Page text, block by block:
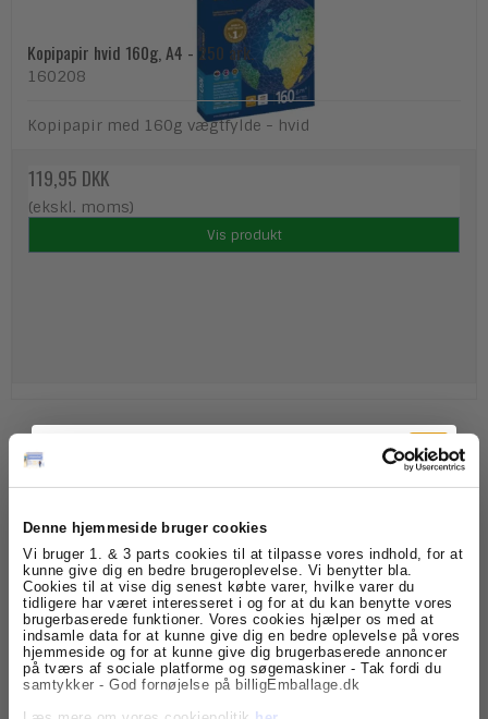
Denne hjemmeside bruger cookies
Vi bruger 1. & 3 parts cookies til at tilpasse vores indhold, for at
kunne give dig en bedre brugeroplevelse. Vi benytter bla.
Cookies til at vise dig senest købte varer, hvilke varer du
tidligere har været interesseret i og for at du kan benytte vores
brugerbaserede funktioner. Vores cookies hjælper os med at
indsamle data for at kunne give dig en bedre oplevelse på vores
hjemmeside og for at kunne give dig brugerbaserede annoncer
på tværs af sociale platforme og søgemaskiner - Tak fordi du
samtykker - God fornøjelse på billigEmballage.dk
Kopipapir hvid 160g, A4 - 250 ark.
160208
Kopipapir med 160g vægtfylde - hvid
119,95 DKK
(ekskl. moms)
Vis produkt
Clairfontaine DCP kopipapir A4 160g 250 ark kopipapir
160133
149,00 DKK
(ekskl. moms)
Tilmeld dig
nyhedsbrevet
Få skarpe tilbud, nyheder og eksklusive
kundefordele, direkte i din indbakke.